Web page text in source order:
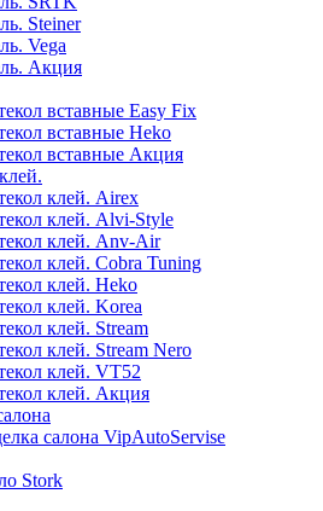
Steiner
Vega
Акция
вставные Easy Fix
вставные Heko
вставные Акция
клей. Airex
клей. Alvi-Style
клей. Anv-Air
клей. Cobra Tuning
клей. Heko
клей. Korea
клей. Stream
клей. Stream Nero
клей. VT52
клей. Акция
салона VipAutoServise
Stork